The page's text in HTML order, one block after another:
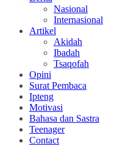
Nasional
Internasional
Artikel
Akidah
Ibadah
Tsaqofah
Opini
Surat Pembaca
Ipteng
Motivasi
Bahasa dan Sastra
Teenager
Contact